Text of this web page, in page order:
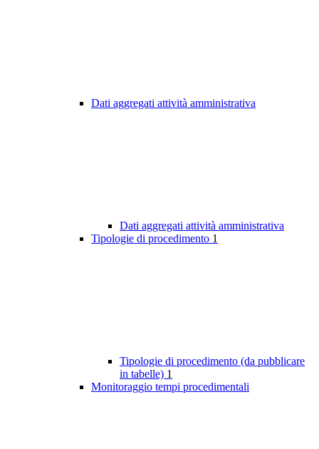
Dati aggregati attività amministrativa
Dati aggregati attività amministrativa
Tipologie di procedimento 1
Tipologie di procedimento (da pubblicare
in tabelle) 1
Monitoraggio tempi procedimentali